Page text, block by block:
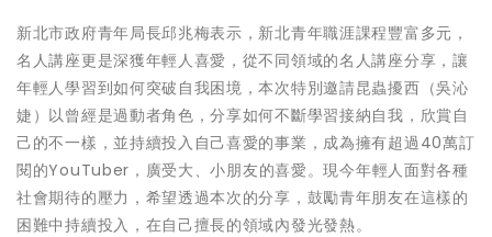
新北市政府青年局長邱兆梅表示，新北青年職涯課程豐富多元，
名人講座更是深獲年輕人喜愛，從不同領域的名人講座分享，讓
年輕人學習到如何突破自我困境，本次特別邀請昆蟲擾西（吳沁
婕）以曾經是過動者角色，分享如何不斷學習接納自我，欣賞自
己的不一樣，並持續投入自己喜愛的事業，成為擁有超過40萬訂
閱的YouTuber，廣受大、小朋友的喜愛。現今年輕人面對各種
社會期待的壓力，希望透過本次的分享，鼓勵青年朋友在這樣的
困難中持續投入，在自己擅長的領域內發光發熱。